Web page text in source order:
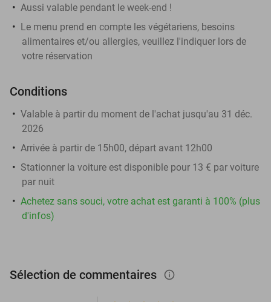
Aussi valable pendant le week-end !
Le menu prend en compte les végétariens, besoins
alimentaires et/ou allergies, veuillez l'indiquer lors de
votre réservation
Conditions
Valable à partir du moment de l'achat jusqu'au 31 déc.
2026
Arrivée à partir de 15h00, départ avant 12h00
Stationner la voiture est disponible pour 13 € par voiture
par nuit
Achetez sans souci, votre achat est garanti à 100% (plus
d'infos)
Sélection de commentaires info_outlined